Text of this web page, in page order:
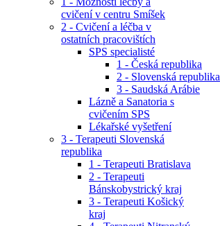
cvičení v centru Smíšek
2 - Cvičení a léčba v
ostatních pracovištích
SPS specialisté
1 - Česká republika
2 - Slovenská republika
3 - Saudská Arábie
Lázně a Sanatoria s
cvičením SPS
Lékařské vyšetření
3 - Terapeuti Slovenská
republika
1 - Terapeuti Bratislava
2 - Terapeuti
Bánskobystrický kraj
3 - Terapeuti Košický
kraj